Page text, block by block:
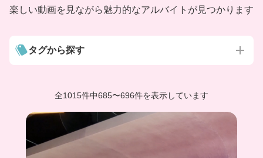
楽しい動画を見ながら魅力的なアルバイトが見つかります
タグから探す
全1015件中685〜696件を表示しています